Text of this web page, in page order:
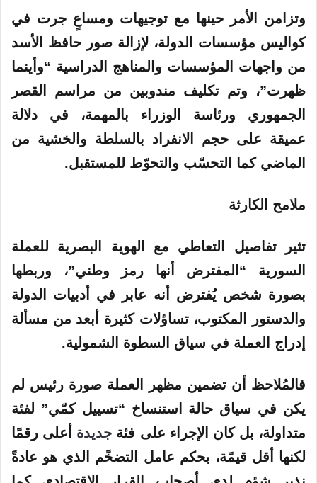
وتزامن الأمر حينها مع توجيهات ومساعٍ جرت في
كواليس مؤسسات الدولة، لإزالة صور حافظ الأسد
من واجهات المؤسسات والمناهج الدراسية “وأينما
ظهرت”، وتم تكليف مندوبين من مراسم القصر
الجمهوري ورئاسة الوزراء بالمهمة، في دلالة
عميقة على حجم الانفراد بالسلطة والخشية من
الماضي كما التحسّب والتحوّط للمستقبل.
ملامح الكارثة
تثير تفاصيل التعاطي مع الهوية البصرية للعملة
السورية “المفترض أنها رمز وطني”، وربطها
بصورة شخص يُفترض أنه عابر في أدبيات الدولة
والدستور المكتوب، تساؤلات كثيرة أبعد من مسألة
إدراج العملة في سياق السطوة الشمولية.
فالمُلاحظ أن تضمين مظهر العملة صورة رئيس لم
يكن في سياق حالة استنساخ “تسييل كمّي” لفئة
متداولة، بل كان الإجراء على فئة جديدة أعلى رقمًا
لكنها أقل قيمًة، بحكم عامل التضخًم الذي هو عادةً